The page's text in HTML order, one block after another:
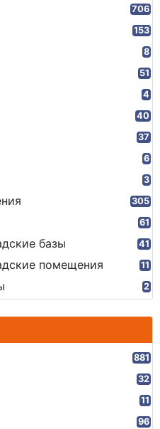
706
153
8
51
4
40
37
6
3
305
61
базы 41
помещения 11
2
881
32
11
96